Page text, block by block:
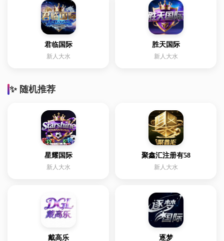
君临国际
新人大水
胜天国际
新人大水
✨ 随机推荐
星耀国际
新人大水
聚鑫汇注册有58
新人大水
戴高乐 逐梦